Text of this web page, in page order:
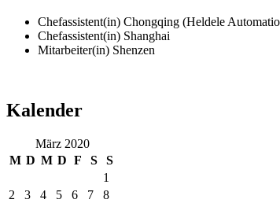
Chefassistent(in) Chongqing (Heldele
Chefassistent(in) Shanghai
Mitarbeiter(in) Shenzen
Kalender
März 2020
M D M D F S
S
1
2
3 4 5 6 7
8